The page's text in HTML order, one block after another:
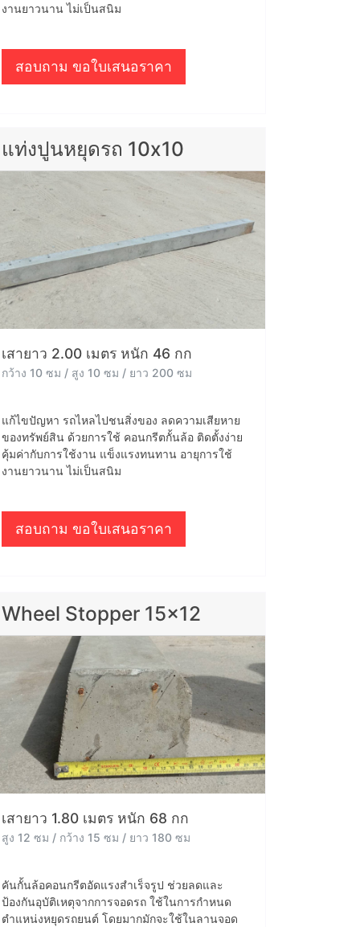
งานยาวนาน ไม่เป็นสนิม
สอบถาม ขอใบเสนอราคา
แท่งปูนหยุดรถ 10x10
เสายาว 2.00 เมตร หนัก 46 กก
กว้าง 10 ซม / สูง 10 ซม / ยาว 200 ซม
แก้ไขปัญหา รถไหลไปชนสิ่งของ ลดความเสียหาย
ของทรัพย์สิน ด้วยการใช้ คอนกรีตกั้นล้อ ติดตั้งง่าย
คุ้มค่ากับการใช้งาน แข็งแรงทนทาน อายุการใช้
งานยาวนาน ไม่เป็นสนิม
สอบถาม ขอใบเสนอราคา
Wheel Stopper 15x12
เสายาว 1.80 เมตร หนัก 68 กก
สูง 12 ซม / กว้าง 15 ซม / ยาว 180 ซม
คันกั้นล้อคอนกรีตอัดแรงสำเร็จรูป ช่วยลดและ
ป้องกันอุบัติเหตุจากการจอดรถ ใช้ในการกำหนด
ตำแหน่งหยุดรถยนต์ โดยมากมักจะใช้ในลานจอด